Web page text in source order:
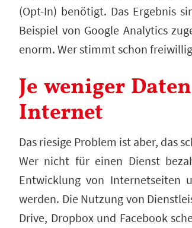
(Opt-In) benötigt. Das Ergebnis
Beispiel von Google Analytics
enorm. Wer stimmt schon
Je weniger
Internet
Das riesige Problem ist aber, das
Wer nicht für einen Dienst
Entwicklung von Internetseiten
werden. Die Nutzung von
Drive, Dropbox und Facebook